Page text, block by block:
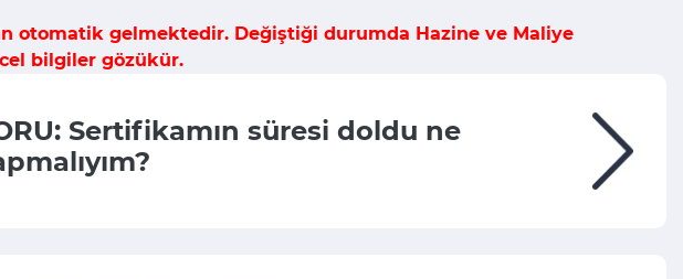
otomatik gelmektedir. Değiştiği durumda Hazine ve Maliye
bilgiler gözükür.
Sertifikamın süresi doldu ne